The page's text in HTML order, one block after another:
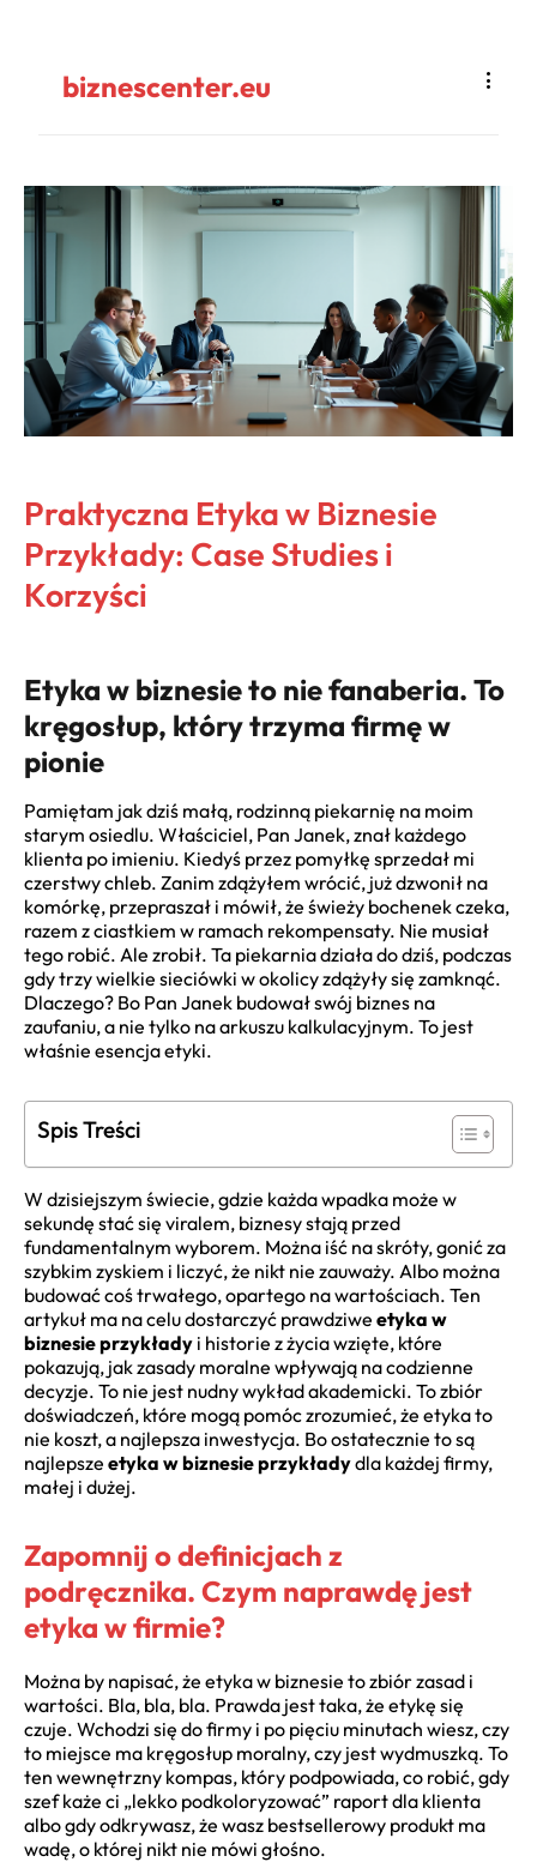
biznescenter.eu
Praktyczna Etyka w Biznesie
Przykłady: Case Studies i
Korzyści
Etyka w biznesie to nie fanaberia. To
kręgosłup, który trzyma firmę w
pionie
Pamiętam jak dziś małą, rodzinną piekarnię na moim
starym osiedlu. Właściciel, Pan Janek, znał każdego
klienta po imieniu. Kiedyś przez pomyłkę sprzedał mi
czerstwy chleb. Zanim zdążyłem wrócić, już dzwonił na
komórkę, przepraszał i mówił, że świeży bochenek czeka,
razem z ciastkiem w ramach rekompensaty. Nie musiał
tego robić. Ale zrobił. Ta piekarnia działa do dziś, podczas
gdy trzy wielkie sieciówki w okolicy zdążyły się zamknąć.
Dlaczego? Bo Pan Janek budował swój biznes na
zaufaniu, a nie tylko na arkuszu kalkulacyjnym. To jest
właśnie esencja etyki.
Spis Treści
W dzisiejszym świecie, gdzie każda wpadka może w
sekundę stać się viralem, biznesy stają przed
fundamentalnym wyborem. Można iść na skróty, gonić za
szybkim zyskiem i liczyć, że nikt nie zauważy. Albo można
budować coś trwałego, opartego na wartościach. Ten
artykuł ma na celu dostarczyć prawdziwe etyka w
biznesie przykłady i historie z życia wzięte, które
pokazują, jak zasady moralne wpływają na codzienne
decyzje. To nie jest nudny wykład akademicki. To zbiór
doświadczeń, które mogą pomóc zrozumieć, że etyka to
nie koszt, a najlepsza inwestycja. Bo ostatecznie to są
najlepsze etyka w biznesie przykładydla każdej firmy,
małej i dużej.
Zapomnij o definicjach z
podręcznika. Czym naprawdę jest
etyka w firmie?
Można by napisać, że etyka w biznesie to zbiór zasad i
wartości. Bla, bla, bla. Prawda jest taka, że etykę się
czuje. Wchodzi się do firmy i po pięciu minutach wiesz, czy
to miejsce ma kręgosłup moralny, czy jest wydmuszką. To
ten wewnętrzny kompas, który podpowiada, co robić, gdy
szef każe ci „lekko podkoloryzować” raport dla klienta
albo gdy odkrywasz, że wasz bestsellerowy produkt ma
wadę, o której nikt nie mówi głośno.